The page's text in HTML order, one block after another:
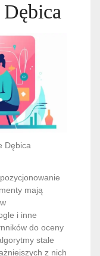
Dębica
mają
i inne
do oceny
stale
z nich